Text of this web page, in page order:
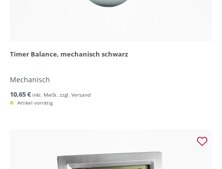
Timer Balance, mechanisch schwarz
Mechanisch
10,65 € inkl. MwSt. zzgl. Versand
Artikel vorrätig